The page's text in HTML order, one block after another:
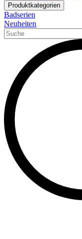
Produktkategorien
Badserien
Neuheiten